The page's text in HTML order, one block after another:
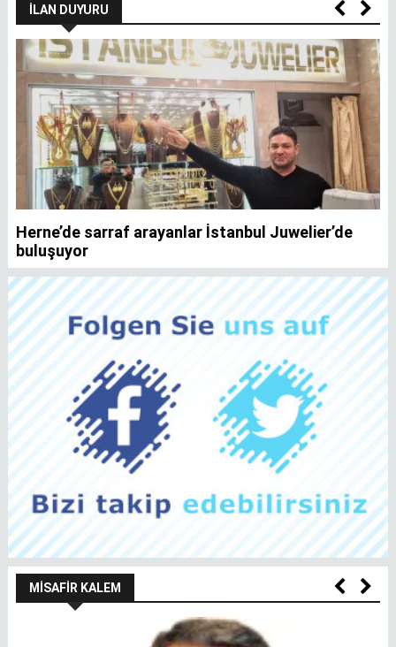
İLAN DUYURU
Herne’de sarraf arayanlar İstanbul Juwelier’de
buluşuyor
MISAFIR KALEM